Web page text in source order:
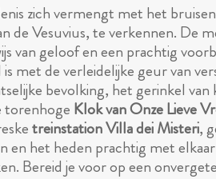
zich vermengt met het
de Vesuvius, te verkennen. De
van geloof en een prachtig
met de verleidelijke geur van
bevolking, het gerinkel
torenhoge Klok van Onze Lieve
treinstation Villa dei Misteri,
en het heden prachtig met
Bereid je voor op een